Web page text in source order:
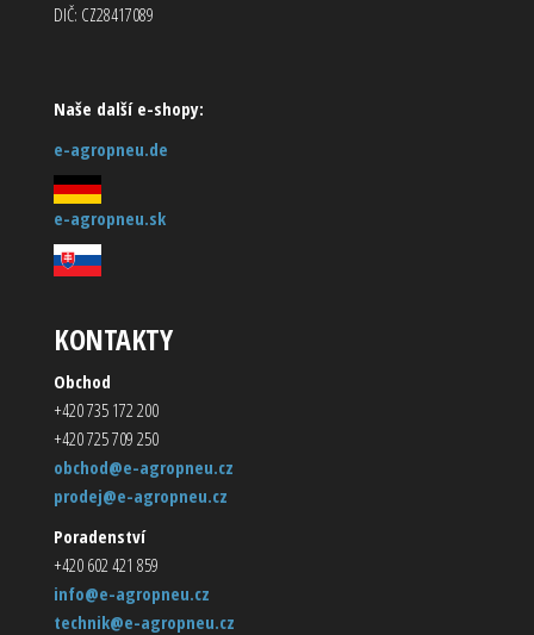
DIČ: CZ28417089
Naše další e-shopy:
e-agropneu.de
e-agropneu.sk
KONTAKTY
Obchod
+420 735 172 200
+420 725 709 250
obchod@e-agropneu.cz
prodej@e-agropneu.cz
Poradenství
+420 602 421 859
info@e-agropneu.cz
technik@e-agropneu.cz